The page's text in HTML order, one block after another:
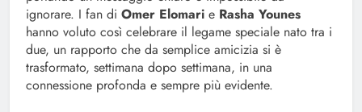
ignorare. I fan di Omer Elomari e Rasha Younes
hanno voluto così celebrare il legame speciale nato tra i
due, un rapporto che da semplice amicizia si è
trasformato, settimana dopo settimana, in una
connessione profonda e sempre più evidente.